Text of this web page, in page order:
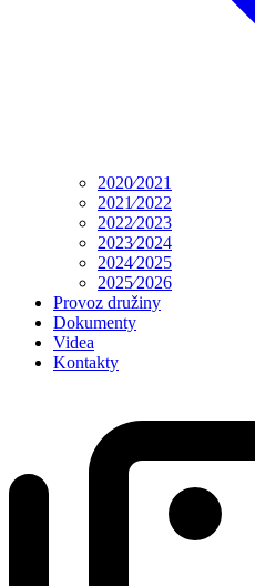
2020⁄2021
2021⁄2022
2022⁄2023
2023⁄2024
2024⁄2025
2025⁄2026
Provoz družiny
Dokumenty
Videa
Kontakty